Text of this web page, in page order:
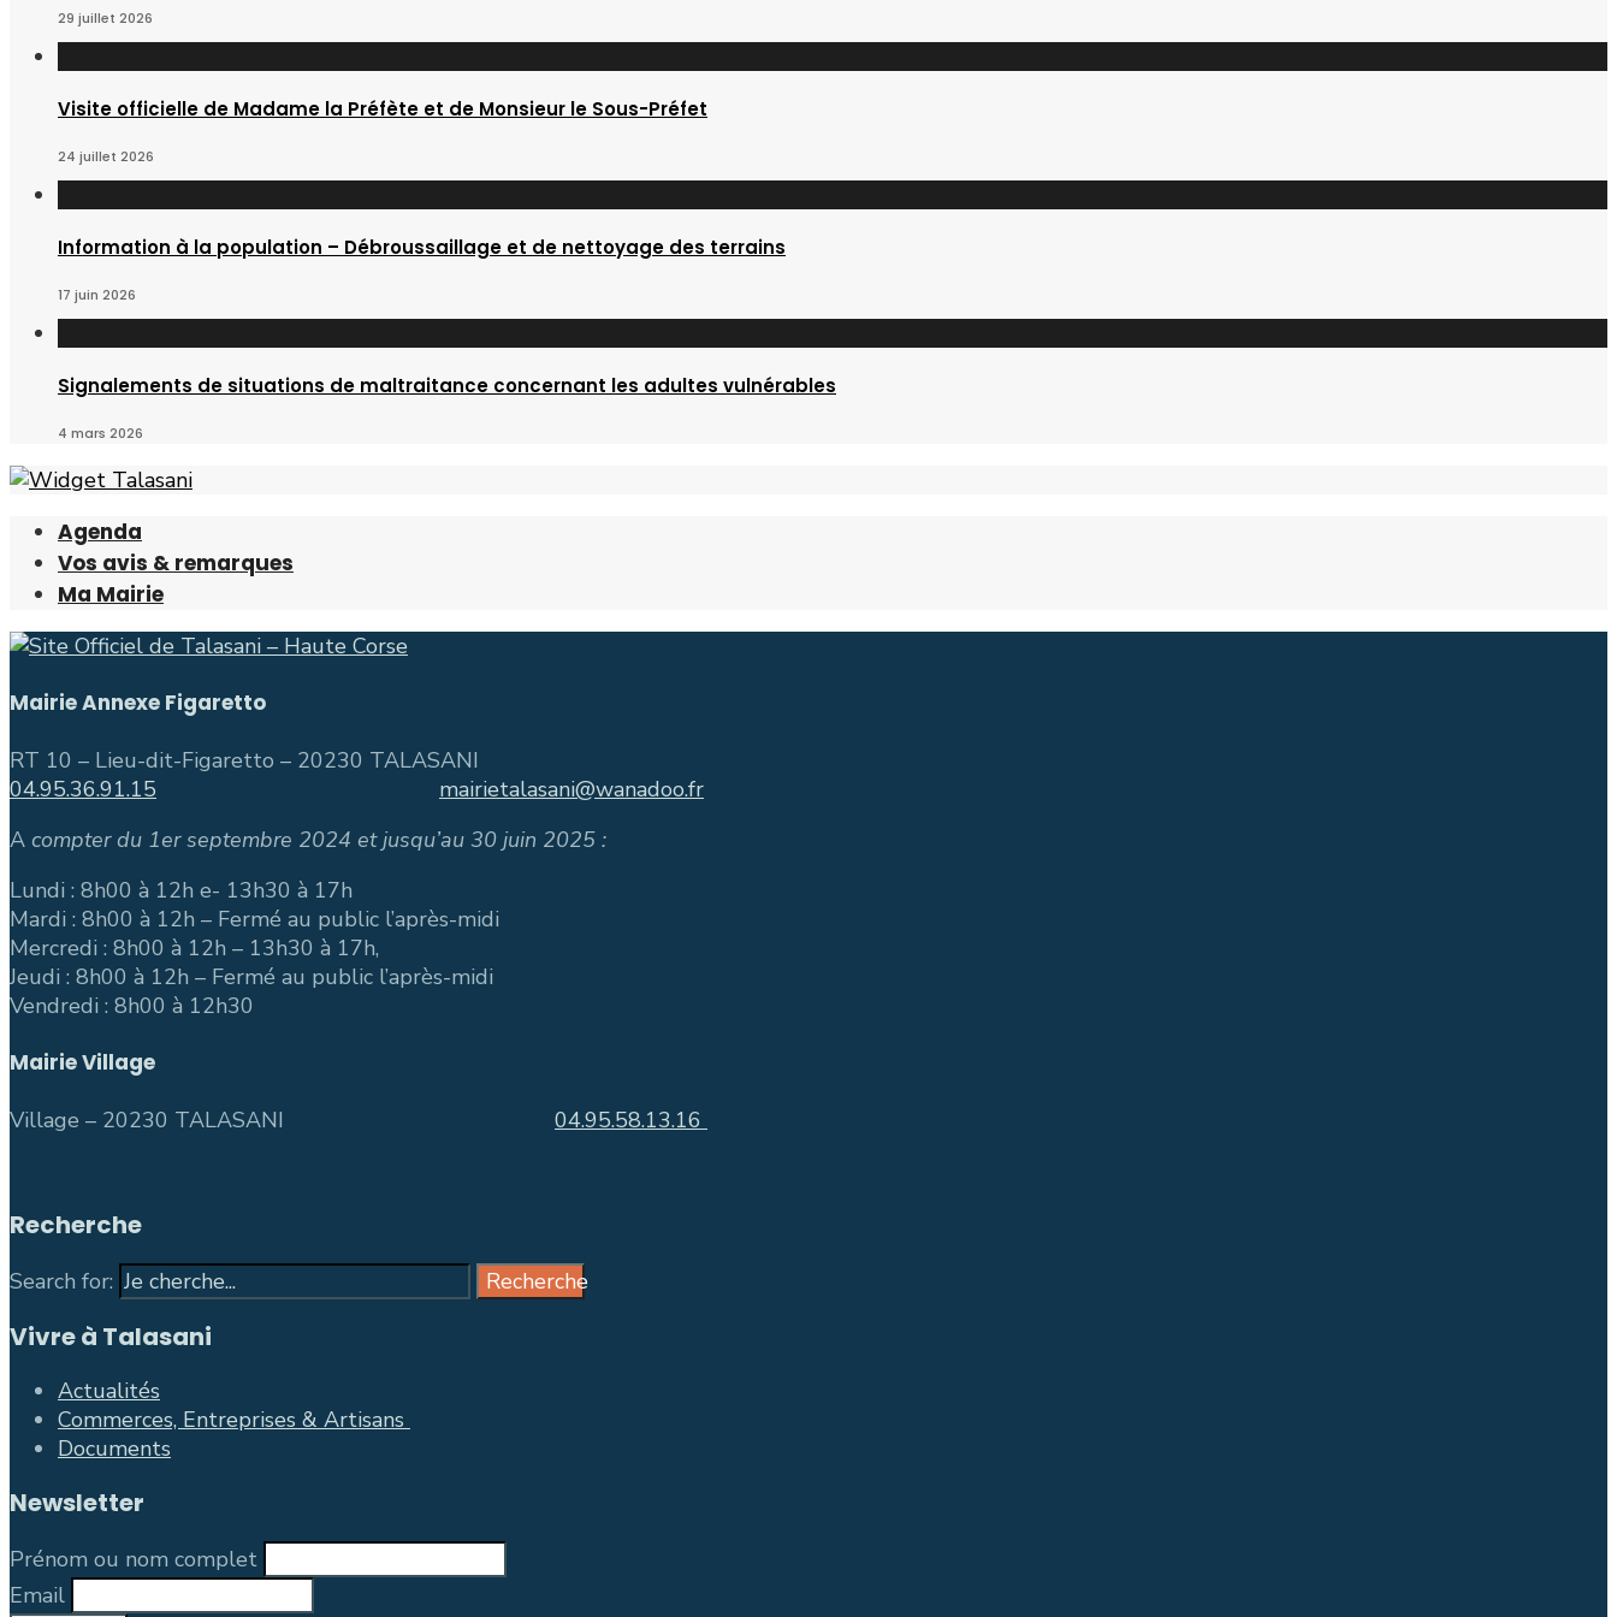
29 juillet 2026
Visite officielle de Madame la Préfète et de Monsieur le Sous-Préfet
24 juillet 2026
Information à la population – Débroussaillage et de nettoyage des terrains
17 juin 2026
Signalements de situations de maltraitance concernant les adultes vulnérables
4 mars 2026
Agenda
Vos avis & remarques
Ma Mairie
Mairie Annexe Figaretto
RT 10 – Lieu-dit-Figaretto – 20230 TALASANI
04.95.36.91.15
mairietalasani@wanadoo.fr
A compter du 1er septembre 2024 et jusqu’au 30 juin 2025 :
Lundi : 8h00 à 12h e- 13h30 à 17h
Mardi : 8h00 à 12h – Fermé au public l’après-midi
Mercredi : 8h00 à 12h – 13h30 à 17h,
Jeudi : 8h00 à 12h – Fermé au public l’après-midi
Vendredi : 8h00 à 12h30
Mairie Village
Village – 20230 TALASANI 04.95.58.13.16
Recherche
Search for: Recherche
Vivre à Talasani
Actualités
Commerces, Entreprises & Artisans
Documents
Newsletter
Prénom ou nom complet
Email